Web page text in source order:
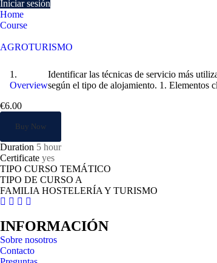
Iniciar sesión
Home
Course
AGROTURISMO
Overview
Identificar las técnicas de servicio más
según el tipo de alojamiento. 1. Elementos
€6.00
Buy Now
Duration 5 hour
Certificate yes
TIPO CURSO TEMÁTICO
TIPO DE CURSO A
FAMILIA HOSTELERÍA Y TURISMO
INFORMACIÓN
Sobre nosotros
Contacto